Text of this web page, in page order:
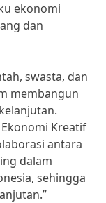
ekonomi
dan
swasta, dan
membangun
Kreatif
antara
dalam
sehingga